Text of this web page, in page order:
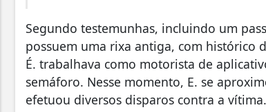
Segundo testemunhas, incluindo um
possuem uma rixa antiga, com histórico
É. trabalhava como motorista de
semáforo. Nesse momento, E. se
efetuou diversos disparos contra a vítima.